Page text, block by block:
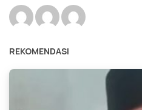
REKOMENDASI